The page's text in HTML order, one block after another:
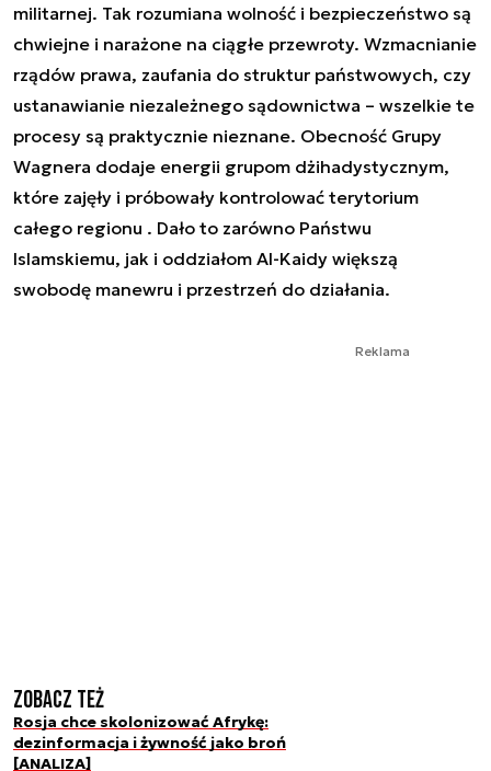
militarnej. Tak rozumiana wolność i bezpieczeństwo są
chwiejne i narażone na ciągłe przewroty. Wzmacnianie
rządów prawa, zaufania do struktur państwowych, czy
ustanawianie niezależnego sądownictwa – wszelkie te
procesy są praktycznie nieznane. Obecność Grupy
Wagnera dodaje energii grupom dżihadystycznym,
które zajęły i próbowały kontrolować terytorium
całego regionu . Dało to zarówno Państwu
Islamskiemu, jak i oddziałom Al-Kaidy większą
swobodę manewru i przestrzeń do działania.
Reklama
Zobacz też
Rosja chce skolonizować Afrykę:
dezinformacja i żywność jako broń
[ANALIZA]